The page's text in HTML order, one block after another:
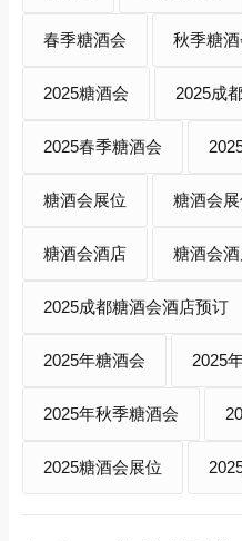
春季糖酒会 秋季糖酒
2025糖酒会 2025成
2025春季糖酒会
糖酒会展位 糖酒会
糖酒会酒店 糖酒会
2025成都糖酒会酒店预订
2025年糖酒会 2025
2025年秋季糖酒会
2025糖酒会展位